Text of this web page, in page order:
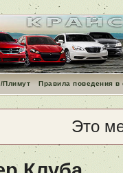
Плимут Правила поведения
Это